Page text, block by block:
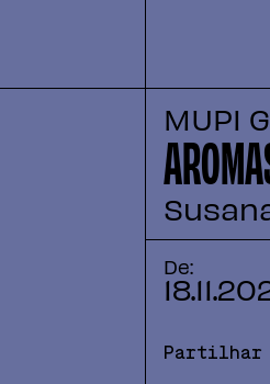
MUPI
De:
18.11.
Partilhar